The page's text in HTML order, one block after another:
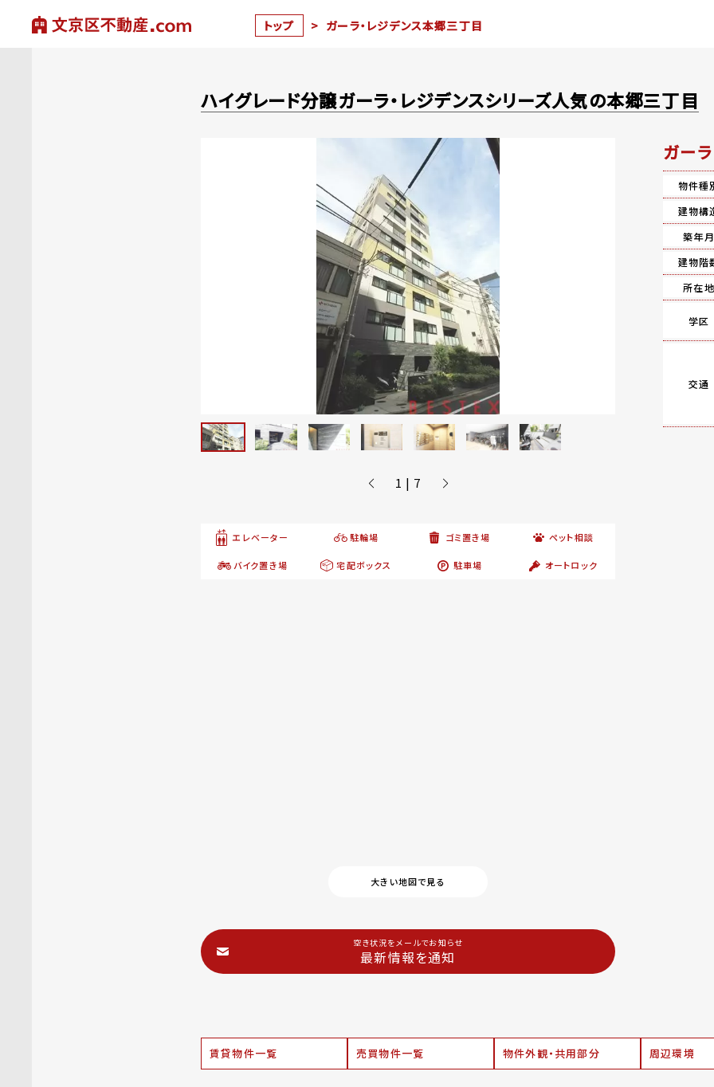
トップ > ガーラ・レジデンス本郷三丁目
ハイグレード分譲ガーラ・レジデンスシリーズ人気の本郷三丁目
1 | 7
エレベーター 駐輪場 ゴミ置き場 ペット相談
バイク置き場 宅配ボックス 駐車場 オートロック
大きい地図で見る
空き状況をメールでお知らせ
最新情報を通知
賃貸物件一覧 売買物件一覧 物件外観・共用部分 周辺環境
ガー
物件種
建物構
築年月
建物階
所在地
学区
交通